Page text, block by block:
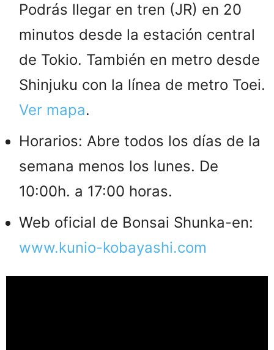
Podrás llegar en tren (JR) en 20
minutos desde la estación central
de Tokio. También en metro desde
Shinjuku con la línea de metro Toei.
Ver mapa.
Horarios: Abre todos los días de la
semana menos los lunes. De
10:00h. a 17:00 horas.
Web oficial de Bonsai Shunka-en:
www.kunio-kobayashi.com